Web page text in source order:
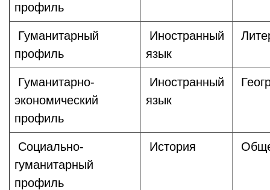
профиль
Гуманитарный
профиль
Иностранный
язык
Гуманитарно-
экономический
профиль
Иностранный
язык
Социально-
гуманитарный
профиль
История